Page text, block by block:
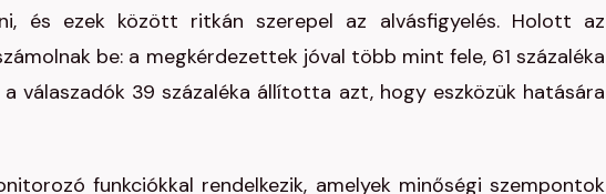
és ezek között ritkán szerepel az alvásfigyelés. Holott az
be: a megkérdezettek jóval több mint fele, 61 százaléka
válaszadók 39 százaléka állította azt, hogy eszközük hatására
funkciókkal rendelkezik, amelyek minőségi szempontok